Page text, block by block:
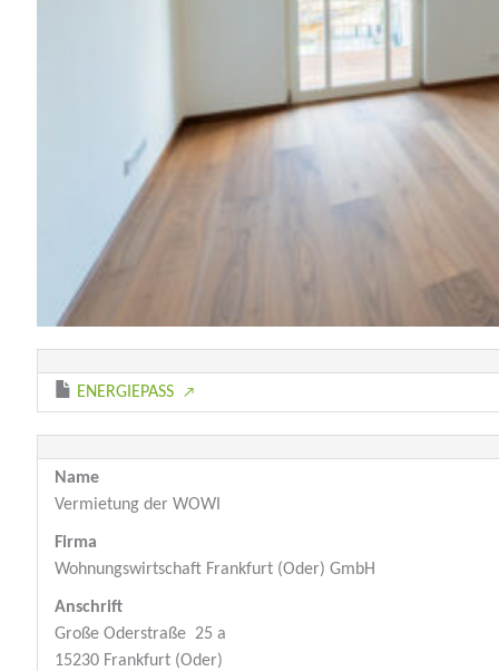
ENERGIEPASS ↗
Name
Vermietung der WOWI
Firma
Wohnungswirtschaft Frankfurt (Oder) GmbH
Anschrift
Große Oderstraße 25 a
15230 Frankfurt (Oder)